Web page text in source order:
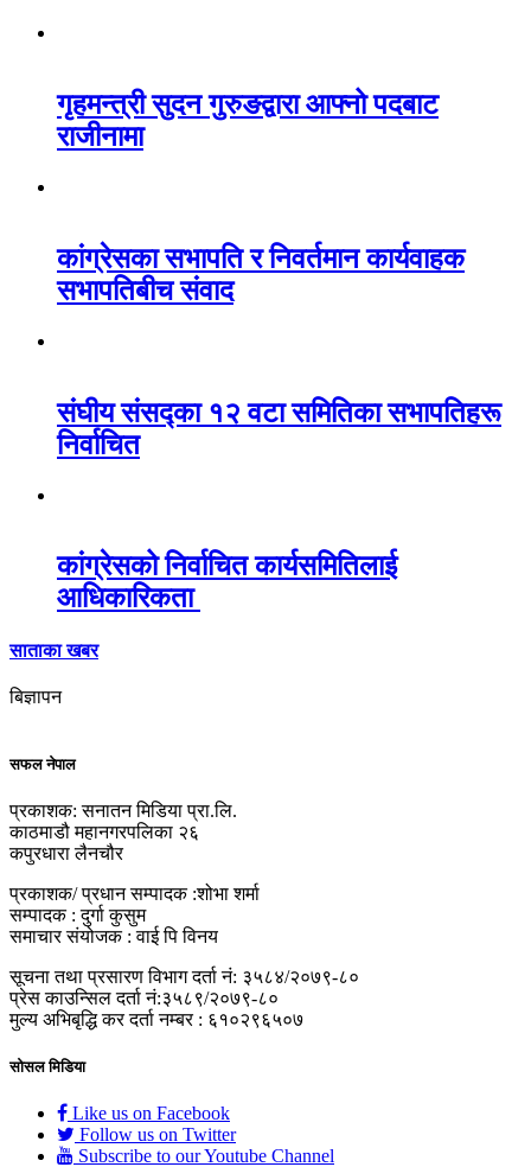
गृहमन्त्री सुदन गुरुङद्वारा आफ्नो पदबाट
राजीनामा
कांग्रेसका सभापति र निवर्तमान कार्यवाहक
सभापतिबीच संवाद
संघीय संसद्का १२ वटा समितिका सभापतिहरू
निर्वाचित
कांग्रेसको निर्वाचित कार्यसमितिलाई
आधिकारिकता
साताका खबर
बिज्ञापन
सफल नेपाल
प्रकाशक: सनातन मिडिया प्रा.लि.
काठमाडौ महानगरपलिका २६
कपुरधारा लैनचौर
प्रकाशक/ प्रधान सम्पादक :शोभा शर्मा
सम्पादक : दुर्गा कुसुम
समाचार संयोजक : वाई पि विनय
सूचना तथा प्रसारण विभाग दर्ता नं: ३५८४/२०७९-८०
प्रेस काउन्सिल दर्ता नं:३५८९/२०७९-८०
मुल्य अभिबृद्धि कर दर्ता नम्बर : ६१०२९६५०७
सोसल मिडिया
Like us on Facebook
Follow us on Twitter
Subscribe to our Youtube Channel